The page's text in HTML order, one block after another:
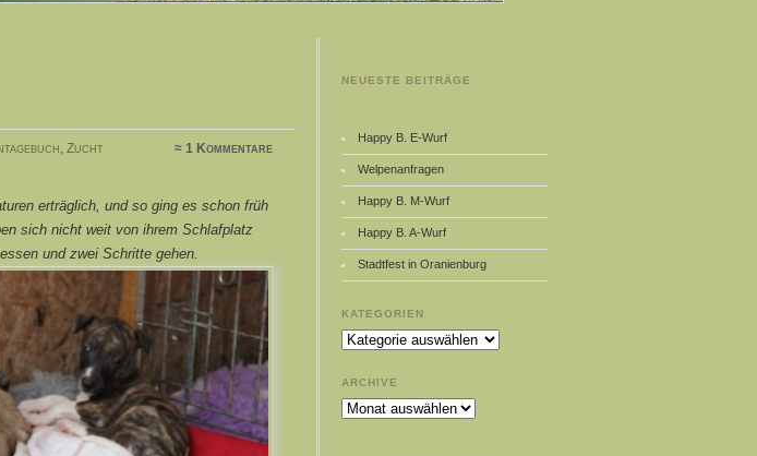
, Zucht ≈ 1 Kommentare
erträglich, und so ging es schon früh
sich nicht weit von ihrem Schlafplatz
und zwei Schritte gehen.
NEUESTE BEITRÄGE
Happy B. E-Wurf
Welpenanfragen
Happy B. M-Wurf
Happy B. A-Wurf
Stadtfest in Oranienburg
KATEGORIEN
Kategorien
ARCHIVE
Archive